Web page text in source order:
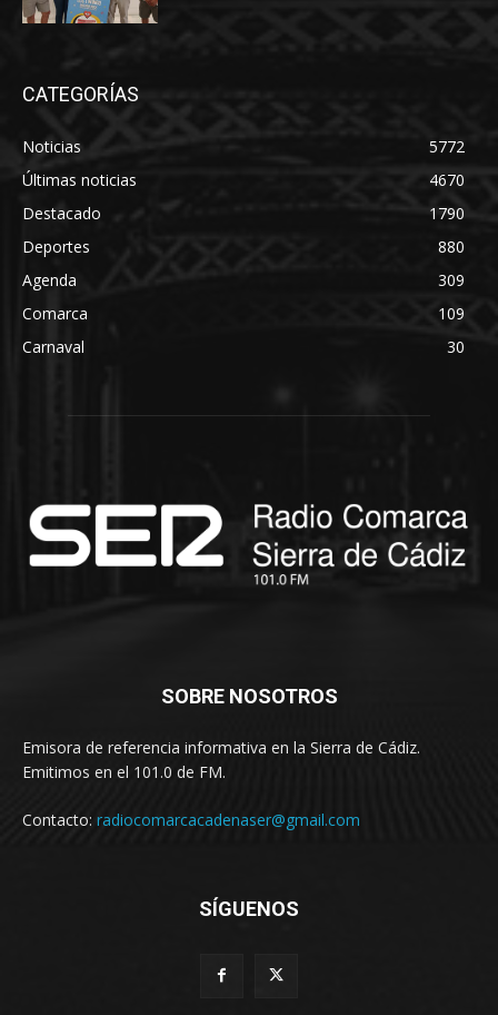
CATEGORÍAS
Noticias
5772
Últimas noticias
4670
Destacado
1790
Deportes
880
Agenda
309
Comarca
109
Carnaval
30
SOBRE NOSOTROS
Emisora de referencia informativa en la Sierra de Cádiz.
Emitimos en el 101.0 de FM.
Contacto: radiocomarcacadenaser@gmail.com
SÍGUENOS